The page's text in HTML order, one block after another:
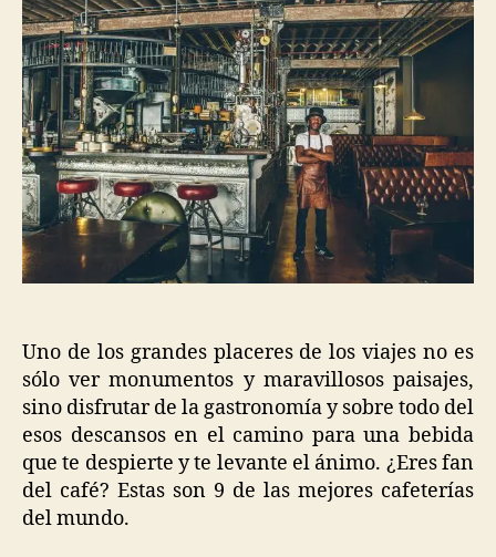
Uno de los grandes placeres de los viajes no es
sólo ver monumentos y maravillosos paisajes,
sino disfrutar de la gastronomía y sobre todo del
esos descansos en el camino para una bebida
que te despierte y te levante el ánimo. ¿Eres fan
del café? Estas son 9 de las mejores cafeterías
del mundo.